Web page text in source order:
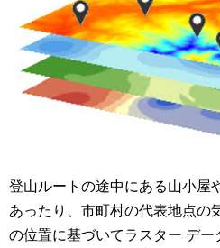
登山ルートの途中にある山小屋
あったり、市町村の代表地点の
の位置に基づいてラスター デー